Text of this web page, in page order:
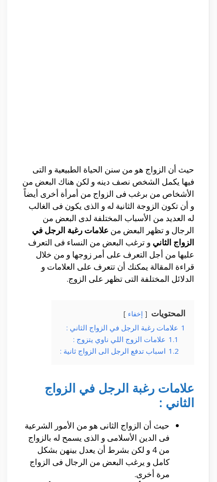
حيث أن الزواج هو من سنن الحياة الطبيعية و التى
فيها يكمل الشخص نصف دينه و لكن هناك البعض من
الأشخاص من برغب فى الزواج من أمرأة أخرى أيضاً
و أن تكون الزوجة الثانية له و الذى يكون فى الغالب
له العديد من الأسباب المختلفة لدى البعض من
الرجال و تظهر البعض من علامات رغبة الرجل في
الزواج الثاني و ترغب البعض من النساء فى التعرف
عليها من أجل التعرف على أمر زوجها و من خلال
قراءة المقالة يمكنك أن تتعرف على العلامات و
الدلائل المختلفة التى تظهر على الزوج.
المحتويات إخفاء
1 علامات رغبة الرجل في الزواج الثاني :
1.1 علامات الزوج اللي ناوي يتزوج :
1.2 اسباب تدفع الرجل الى الزواج ثانية :
علامات رغبة الرجل في الزواج
الثاني :
حيث أن الزواج الثانى هو من الأمور الشرعية
فى الدين الأسلامى و الذى يسمح له بالزواج
من 4 و لكن بشرط أن يعدل بينهن بشكل
كامل و يرغب البعض من الرجال فى الزواج
مرة أخرى.